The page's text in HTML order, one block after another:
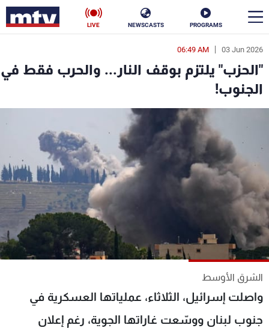
PROGRAMS
NEWSCASTS
LIVE
03 Jun 2026
06:49 AM
"الحزب" يلتزم بوقف النار... والحرب فقط في
الجنوب!
الشرق الأوسط
واصلت إسرائيل، الثلاثاء، عملياتها العسكرية في
جنوب لبنان ووسّعت غاراتها الجوية، رغم إعلان
en
الأخبار
سياسة ناس
فن
منوعات رياضة
كأس العالم
البرامج
شاهد البرامج
الترددات